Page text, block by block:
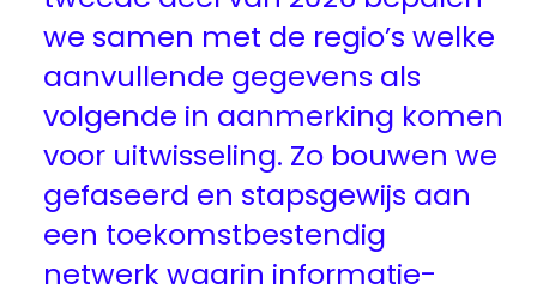
we samen met de regio’s welke
aanvullende gegevens als
volgende in aanmerking komen
voor uitwisseling. Zo bouwen we
gefaseerd en stapsgewijs aan
een toekomstbestendig
netwerk waarin informatie-